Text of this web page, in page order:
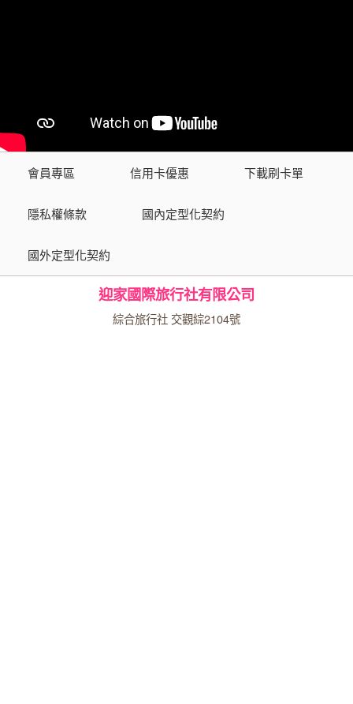
會員專區 信用卡優惠 下載刷卡單
隱私權條款 國內定型化契約
國外定型化契約
迎家國際旅行社有限公司
綜合旅行社 交觀綜2104號